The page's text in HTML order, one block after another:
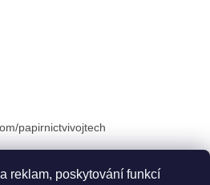
reklam, poskytování funkcí
papirnictvivojtech